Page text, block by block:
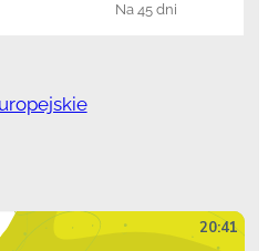
Na 45 dni